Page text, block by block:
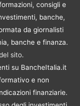
consigli e
banche,
da giornalisti
banche e finanza.
sito.
su BancheItalia.it
e non
finanziarie.